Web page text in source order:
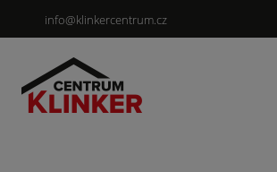
info@klinkercentrum.cz